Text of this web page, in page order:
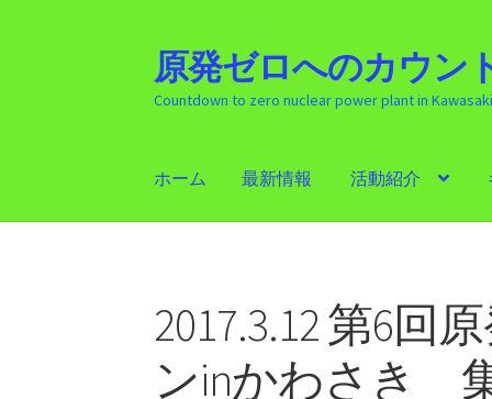
ナ
ビ
ゲ
シ
ン
キ
ッ
プ
コ
ン
テ
ツ
ス
プ
原発ゼロへのカウン
Countdown to zero nuclear power plant in
ホーム 最新情報 活動紹介
2017.3.12 第6回
ンinかわさき